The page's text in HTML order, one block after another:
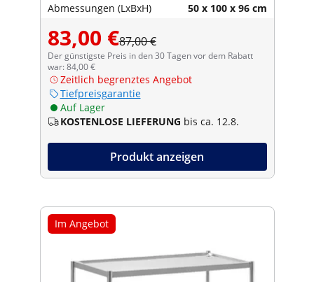
Abmessungen (LxBxH) 50 x 100 x 96 cm
83,00 €87,00 €
Der günstigste Preis in den 30 Tagen vor dem Rabatt
war: 84,00 €
Zeitlich begrenztes Angebot
Tiefpreisgarantie
Auf Lager
KOSTENLOSE LIEFERUNG bis ca. 12.8.
Produkt anzeigen
Im Angebot